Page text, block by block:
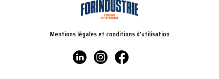
Mentions légales et conditions d'utilisation